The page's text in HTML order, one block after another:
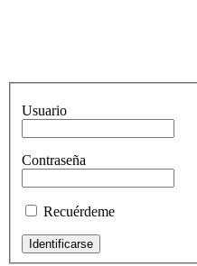
Usuario
Contraseña
Recuérdeme